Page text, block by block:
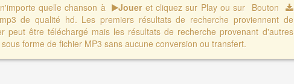
quelle chanson à Jouer et cliquez sur Play ou sur Bouton
de qualité hd. Les premiers résultats de recherche proviennent de
peut être téléchargé mais les résultats de recherche provenant d'autres
forme de fichier MP3 sans aucune conversion ou transfert.